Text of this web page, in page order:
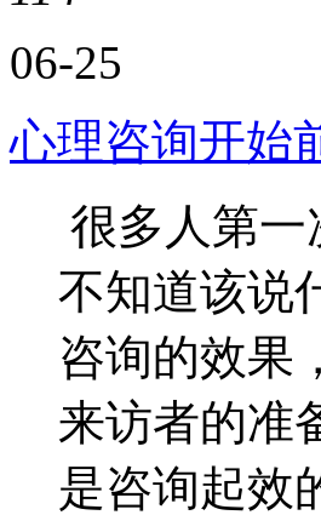
06-25
心理咨询开始
很多人第
不知道该说
咨询的效果
来访者的准
是咨询起效